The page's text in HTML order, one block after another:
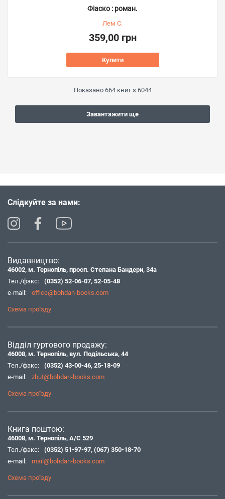
Фіаско : роман.
Лем С.
359,00 грн
Купити
Показано 664книг з 6044
Завантажити ще
Слідкуйте за нами:
Видавництво:
46002, м. Тернопіль, просп. Степана Бандери, 34а
Тел./факс:
(0352) 52-06-07, 52-05-48
e-mail:
office@bohdan-books.com
Схема проїзду
Відділ гуртового продажу:
46008, м. Тернопіль, вул. Подільська, 44
Тел./факс:
(0352) 43-00-46, 25-18-09
e-mail:
zbut@bohdan-books.com
Схема проїзду
Книга поштою:
46008, м. Тернопіль, А/С 529
Тел./факс:
(0352) 51-97-97, (067) 350-18-70
e-mail:
mail@bohdan-books.com
Схема проїзду